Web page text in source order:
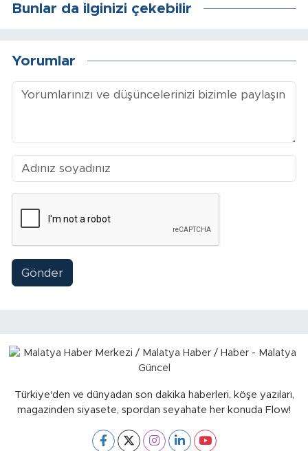
Bunlar da ilginizi çekebilir
Yorumlar
Gönder
Türkiye'den ve dünyadan son dakika haberleri, köşe yazıları,
magazinden siyasete, spordan seyahate her konuda Flow!
Hekimhan
Sinema
Asayiş
Siyaset